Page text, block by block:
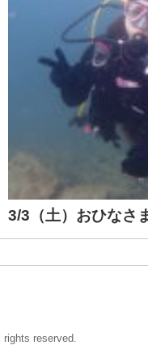
3/3（土）おひなさ
reserved.